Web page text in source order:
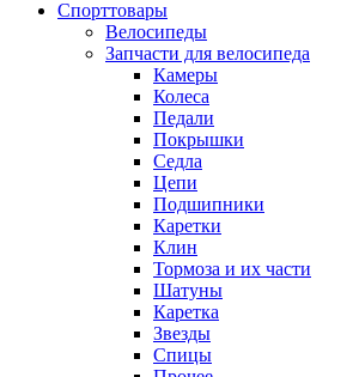
Спорттовары
Велосипеды
Запчасти для велосипеда
Камеры
Колеса
Педали
Покрышки
Седла
Цепи
Подшипники
Каретки
Клин
Тормоза и их части
Шатуны
Каретка
Звезды
Спицы